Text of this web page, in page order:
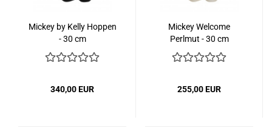
Mickey by Kelly Hoppen
- 30 cm
340,00 EUR
Mickey Welcome
Perlmut - 30 cm
255,00 EUR